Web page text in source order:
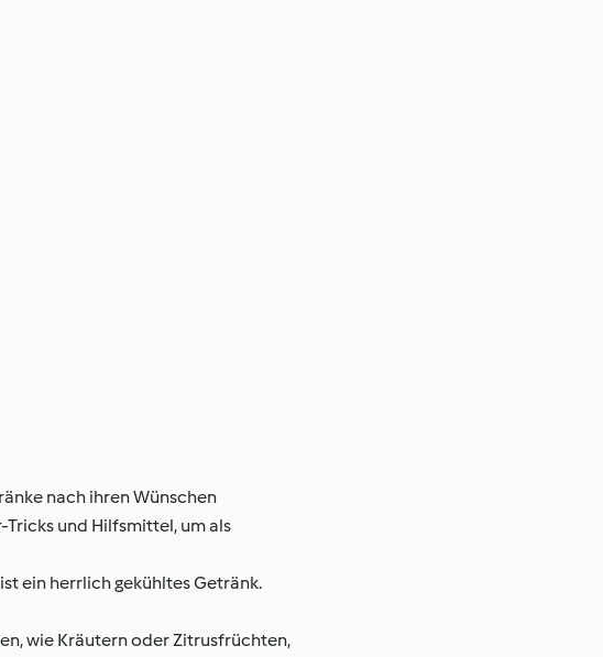
nach ihren Wünschen
und Hilfsmittel, um als
ein herrlich gekühltes Getränk.
wie Kräutern oder Zitrusfrüchten,